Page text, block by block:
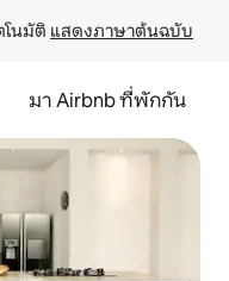
โนมัติ แสดงภาษาต้นฉบับ
มา Airbnb ที่พักกัน